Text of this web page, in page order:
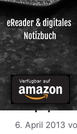
6. April 2013